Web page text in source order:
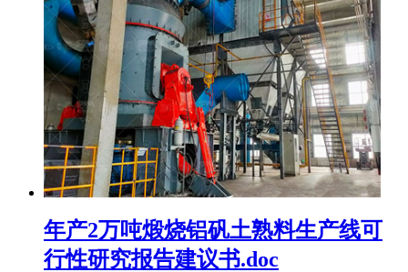
年产2万吨煅烧铝矾土熟料生产线可
行性研究报告建议书.doc